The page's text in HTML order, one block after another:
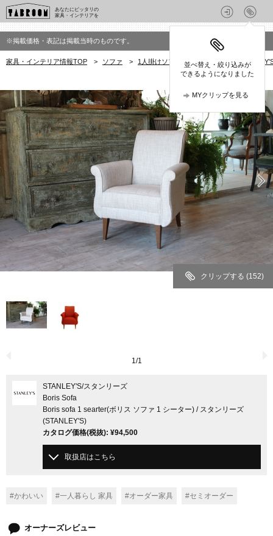
あなたにピッタリの
家具・インテリアを
並べ替え・絞り込みが
できるようになりました
MYクリップを見る
※掲載価格・表記は掲載当時のものです。
家具・インテリア情報TOP > ソファ > 1人掛けソファ > スタンリーズ
クリップする (152)
1/1
STANLEY'S/スタンリーズ
Boris Sofa
Boris sofa 1 searter(ボリス ソファ 1 シーター) / スタンリーズ
(STANLEY'S)
カタログ価格(税抜): ¥94,500
取扱店はこちら
#かわいい #一人暮らし 家具 #オーダー家具 #セミオーダー
オーナーズレビュー